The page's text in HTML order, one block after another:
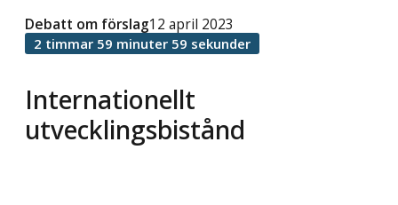
Internationellt
utvecklingsbistånd
Debatt om förslag12 april 2023
2 timmar 59 minuter 59 sekunder